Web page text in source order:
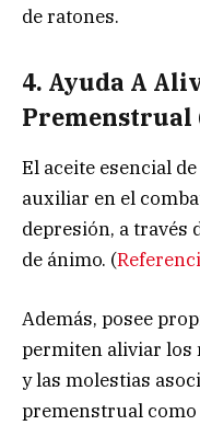
de ratones.
4. Ayuda A
Premenstrual
El aceite esencial
auxiliar en el
depresión, a través
de ánimo. (
Además, posee
permiten aliviar los
y las molestias
premenstrual como